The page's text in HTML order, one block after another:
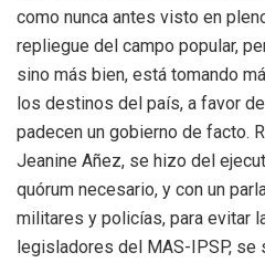
como nunca antes visto en
repliegue del campo popular,
sino más bien, está tomando
los destinos del país, a favor
padecen un gobierno de facto.
Jeanine Añez, se hizo del
quórum necesario, y con un
militares y policías, para evitar
legisladores del MAS-IPSP,